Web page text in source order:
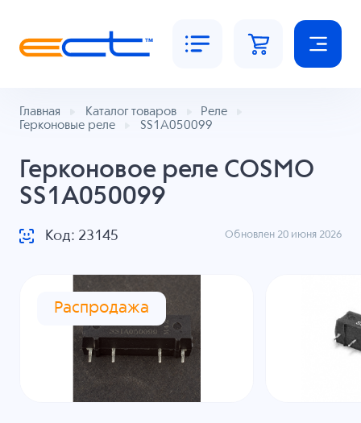
Главная Каталог товаров
Реле
Герконовые реле
SS1A050099
Герконовое реле COSMO
SS1A050099
Код: 23145 Обновлен 20 июня 2026
Распродажа